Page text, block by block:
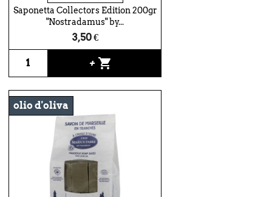
Saponetta Collectors Edition 200gr
"Nostradamus" by...
3,50 €
+ shopping_cart
olio d'oliva